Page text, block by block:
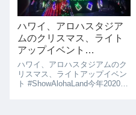
ハワイ、アロハスタジア
ムのクリスマス、ライト
アップイベント
#ShowAlohaLand
ハワイ、アロハスタジアムのク
リスマス、ライトアップイベン
ト #ShowAlohaLand今年2020年